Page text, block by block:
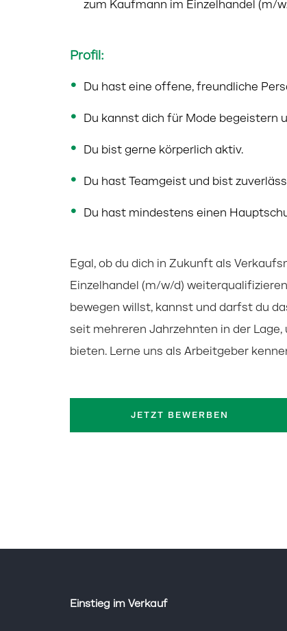
zum Kaufmann im Einzelhandel (m/
Profil:
Du hast eine offene, freundliche
Du kannst dich für Mode begeistern
Du bist gerne körperlich aktiv.
Du hast Teamgeist und bist
Du hast mindestens einen
Egal, ob du dich in Zukunft als
Einzelhandel (m/w/d)
bewegen willst, kannst und darfst du
seit mehreren Jahrzehnten in der
bieten. Lerne uns als Arbeitgeber
JETZT BEWERBEN
Einstieg im Verkauf